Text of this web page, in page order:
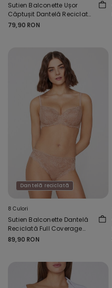
Sutien Balconette Ușor
Căptușit Dantelă Reciclată
Wien
79,90 RON
Dantelă reciclată
8 Culori
Sutien Balconette Dantelă
Reciclată Full Coverage
Prague
89,90 RON